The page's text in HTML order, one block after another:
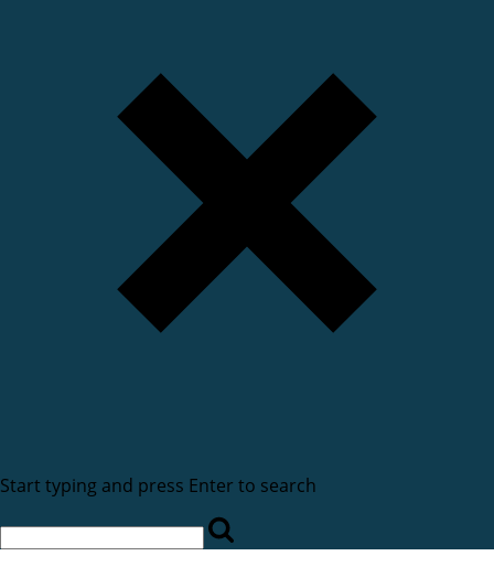
Start typing and press Enter to search